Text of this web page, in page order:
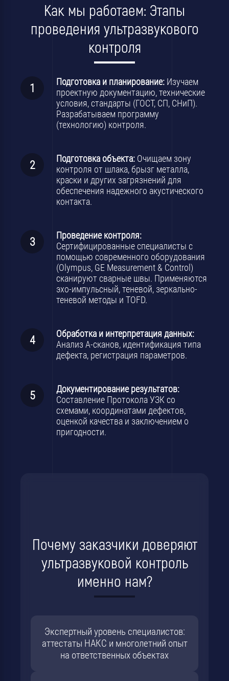
Как мы работаем: Этапы
проведения ультразвукового
контроля
Подготовка и планирование: Изучаем
проектную документацию, технические
условия, стандарты (ГОСТ, СП, СНиП).
Разрабатываем программу
(технологию) контроля.
Подготовка объекта: Очищаем зону
контроля от шлака, брызг металла,
краски и других загрязнений для
обеспечения надежного акустического
контакта.
Проведение контроля:
Сертифицированные специалисты с
помощью современного оборудования
(Olympus, GE Measurement & Control)
сканируют сварные швы. Применяются
эхо-импульсный, теневой, зеркально-
теневой методы и TOFD.
Обработка и интерпретация данных:
Анализ А-сканов, идентификация типа
дефекта, регистрация параметров.
Документирование результатов:
Составление Протокола УЗК со
схемами, координатами дефектов,
оценкой качества и заключением о
пригодности.
Почему заказчики доверяют
ультразвуковой контроль
именно нам?
Экспертный уровень специалистов:
аттестаты НАКС и многолетний опыт
на ответственных объектах